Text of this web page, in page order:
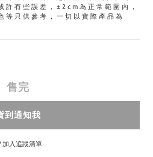
許有些誤差，±2cm為正常範圍內，
等只供參考，一切以實際產品為
售完
到通知我
加入追蹤清單